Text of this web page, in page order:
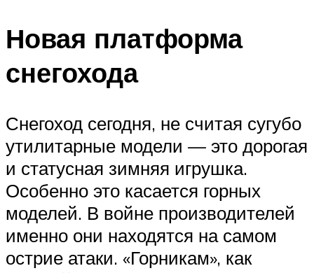
Новая платформа
снегохода
Снегоход сегодня, не считая сугубо
утилитарные модели — это дорогая
и статусная зимняя игрушка.
Особенно это касается горных
моделей. В войне производителей
именно они находятся на самом
острие атаки. «Горникам», как